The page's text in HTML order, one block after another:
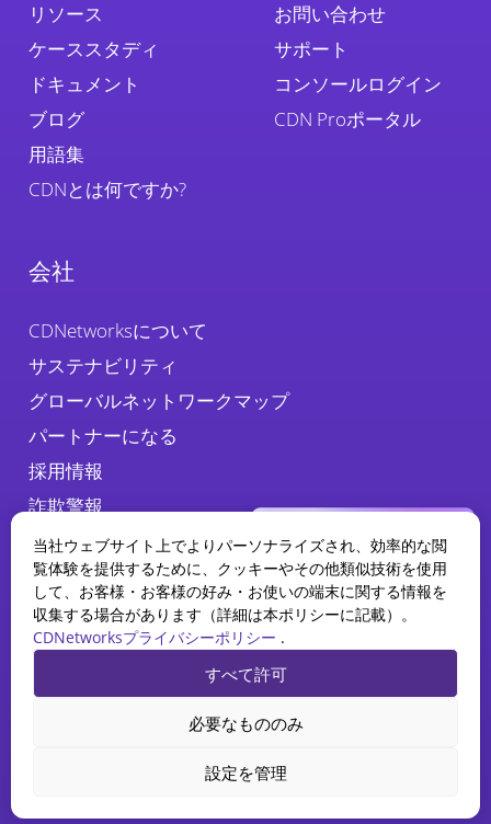
リソース
ケーススタディ
ドキュメント
ブログ
用語集
CDNとは何ですか?
お問い合わせ
サポート
コンソールログイン
CDN Proポータル
会社
CDNetworksについて
サステナビリティ
グローバルネットワークマップ
パートナーになる
採用情報
詐欺警報
All rights reserved.
法務
当社ウェブサイト上でよりパーソナライズされ、効率的な閲
覧体験を提供するために、クッキーやその他類似技術を使用
して、お客様・お客様の好み・お使いの端末に関する情報を
収集する場合があります（詳細は本ポリシーに記載）。
CDNetworksプライバシーポリシー .
すべて許可
必要なもののみ
設定を管理
WAAPレポート
セキュリティをどのように再構築